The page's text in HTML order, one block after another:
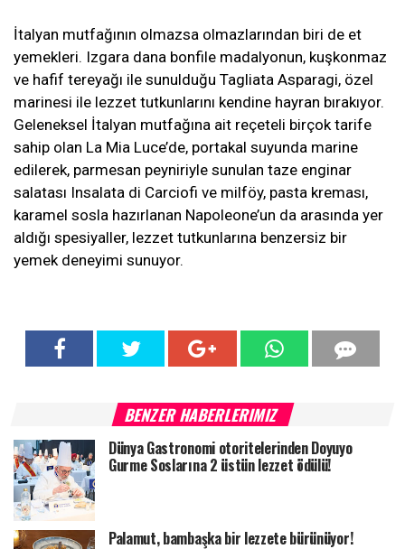
İtalyan mutfağının olmazsa olmazlarından biri de et
yemekleri. Izgara dana bonfile madalyonun, kuşkonmaz
ve hafif tereyağı ile sunulduğu Tagliata Asparagi, özel
marinesi ile lezzet tutkunlarını kendine hayran bırakıyor.
Geleneksel İtalyan mutfağına ait reçeteli birçok tarife
sahip olan La Mia Luce’de, portakal suyunda marine
edilerek, parmesan peyniriyle sunulan taze enginar
salatası Insalata di Carciofi ve milföy, pasta kreması,
karamel sosla hazırlanan Napoleone’un da arasında yer
aldığı spesiyaller, lezzet tutkunlarına benzersiz bir
yemek deneyimi sunuyor.
BENZER HABERLERIMIZ
Dünya Gastronomi otoritelerinden Doyuyo
Gurme Soslarına 2 üstün lezzet ödülü!
Palamut, bambaşka bir lezzete bürünüyor!